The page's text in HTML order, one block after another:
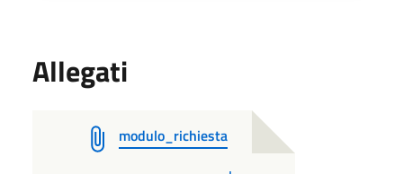
Allegati
modulo_richiesta